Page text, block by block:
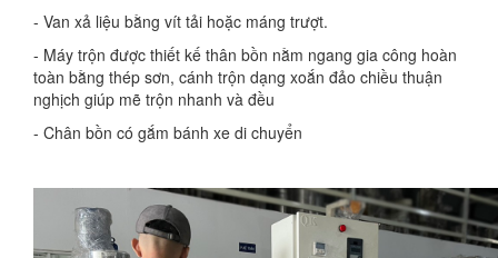
- Van xả liệu bằng vít tải hoặc máng trượt.
- Máy trộn được thiết kế thân bồn nằm ngang gia công hoàn
toàn bằng thép sơn, cánh trộn dạng xoắn đảo chiều thuận
nghịch giúp mẽ trộn nhanh và đều
- Chân bồn có gắm bánh xe di chuyển